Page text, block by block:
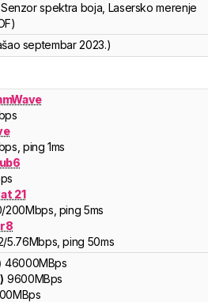
Senzor spektra boja Lasersko merenje
septembar 2023.)
, ping 1ms
21
/200Mbps , ping 5ms
/5.76Mbps , ping 50ms
46000MBps
) 9600MBps
MBps